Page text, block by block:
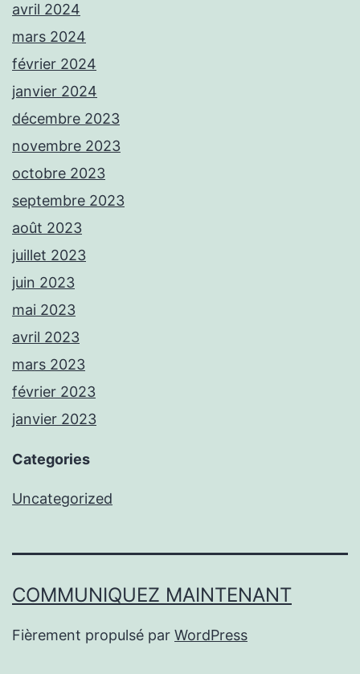
avril 2024
mars 2024
février 2024
janvier 2024
décembre 2023
novembre 2023
octobre 2023
septembre 2023
août 2023
juillet 2023
juin 2023
mai 2023
avril 2023
mars 2023
février 2023
janvier 2023
Categories
Uncategorized
COMMUNIQUEZ MAINTENANT
Fièrement propulsé par WordPress